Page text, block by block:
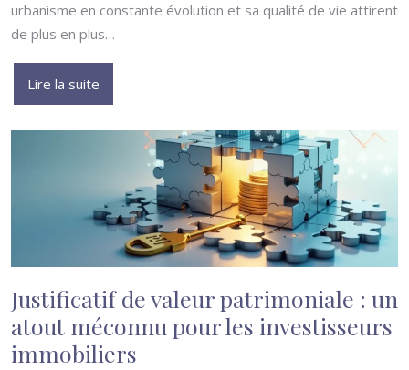
urbanisme en constante évolution et sa qualité de vie attirent
de plus en plus…
Lire la suite
Justificatif de valeur patrimoniale : un
atout méconnu pour les investisseurs
immobiliers